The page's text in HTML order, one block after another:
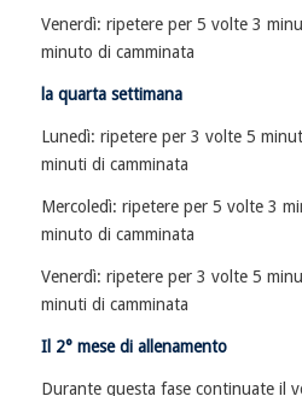
Venerdì: ripetere per 5 volte 3
minuto di camminata
la quarta settimana
Lunedì: ripetere per 3 volte 5
minuti di camminata
Mercoledì: ripetere per 5 volte 3
minuto di camminata
Venerdì: ripetere per 3 volte 5
minuti di camminata
Il 2° mese di allenamento
Durante questa fase continuate il